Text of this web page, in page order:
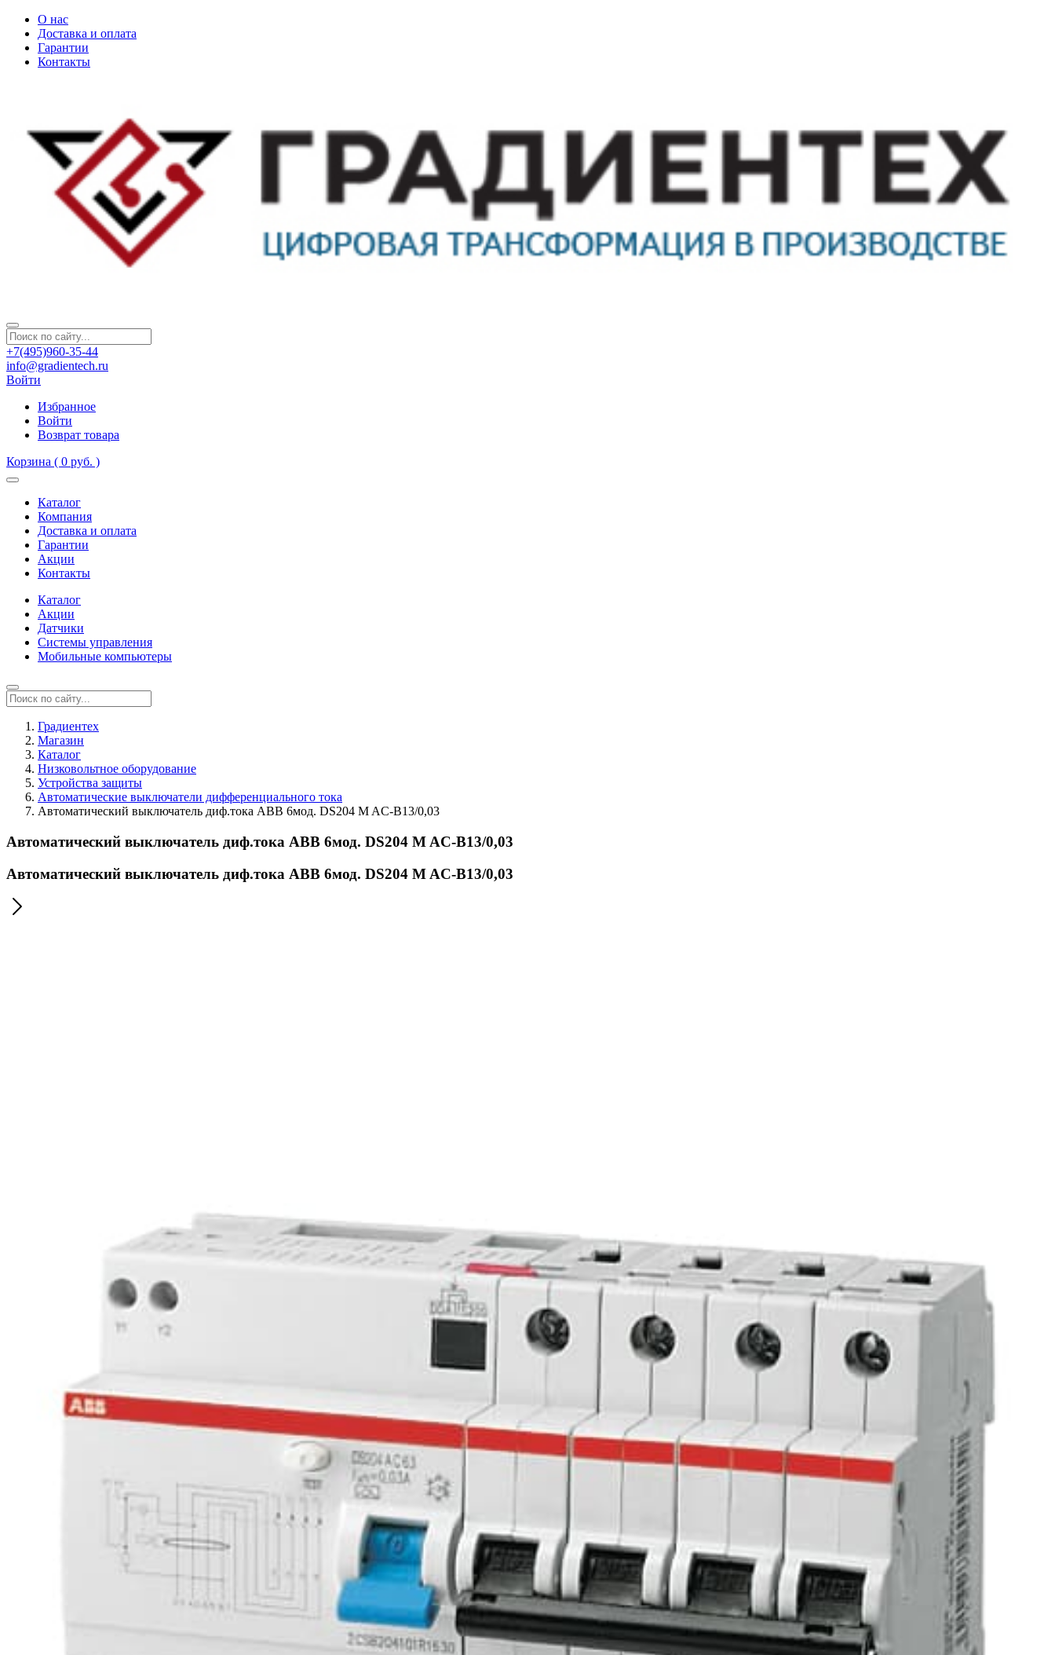
О нас
Доставка и оплата
Гарантии
Контакты
+7(495)960-35-44
info@gradientech.ru
Войти
Избранное
Войти
Возврат товара
Корзина ( 0 руб. )
Каталог
Компания
Доставка и оплата
Гарантии
Акции
Контакты
Каталог
Акции
Датчики
Системы управления
Мобильные компьютеры
Градиентех
Магазин
Каталог
Низковольтное оборудование
Устройства защиты
Автоматические выключатели дифференциального тока
Автоматический выключатель диф.тока ABB 6мод. DS204 M AC-B13/0,03
Автоматический выключатель диф.тока ABB 6мод. DS204 M AC-B13/0,03
Автоматический выключатель диф.тока ABB 6мод. DS204 M AC-B13/0,03